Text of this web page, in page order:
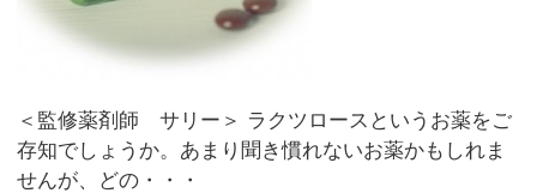
＜監修薬剤師 サリー＞ ラクツロースというお薬をご
存知でしょうか。あまり聞き慣れないお薬かもしれま
せんが、どの・・・